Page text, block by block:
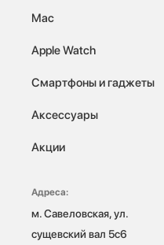
Mac
Apple Watch
Смартфоны и гаджеты
Аксессуары
Акции
Адреса:
м. Савеловская, ул.
сущевский вал 5с6